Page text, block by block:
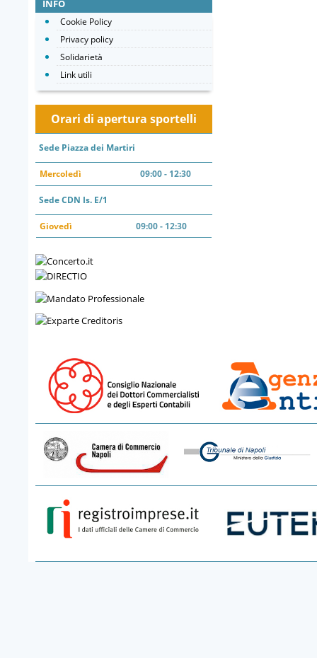
INFO
Cookie Policy
Privacy policy
Solidarietà
Link utili
Orari di apertura sportelli
Sede Piazza dei Martiri
Mercoledì 09:00 - 12:30
Sede CDN Is. E/1
Giovedì 09:00 - 12:30